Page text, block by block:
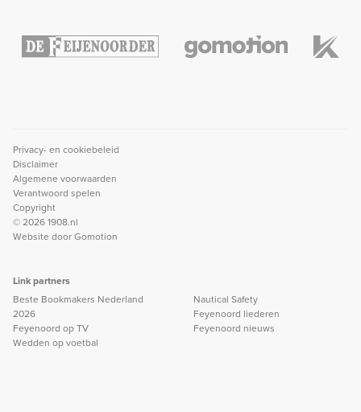
Privacy- en cookiebeleid
Disclaimer
Algemene voorwaarden
Verantwoord spelen
Copyright
© 2026 1908.nl
Website doorGomotion
Link partners
Beste Bookmakers Nederland
2026
Feyenoord op TV
Wedden op voetbal
Nautical Safety
Feyenoord liederen
Feyenoord nieuws